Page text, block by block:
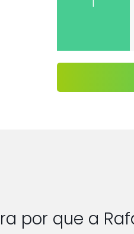
por que a